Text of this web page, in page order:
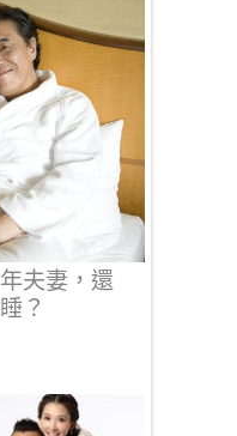
夫妻，還
？